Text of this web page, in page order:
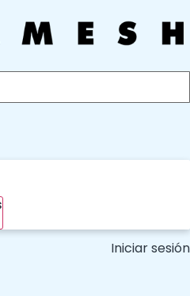
Iniciar sesión